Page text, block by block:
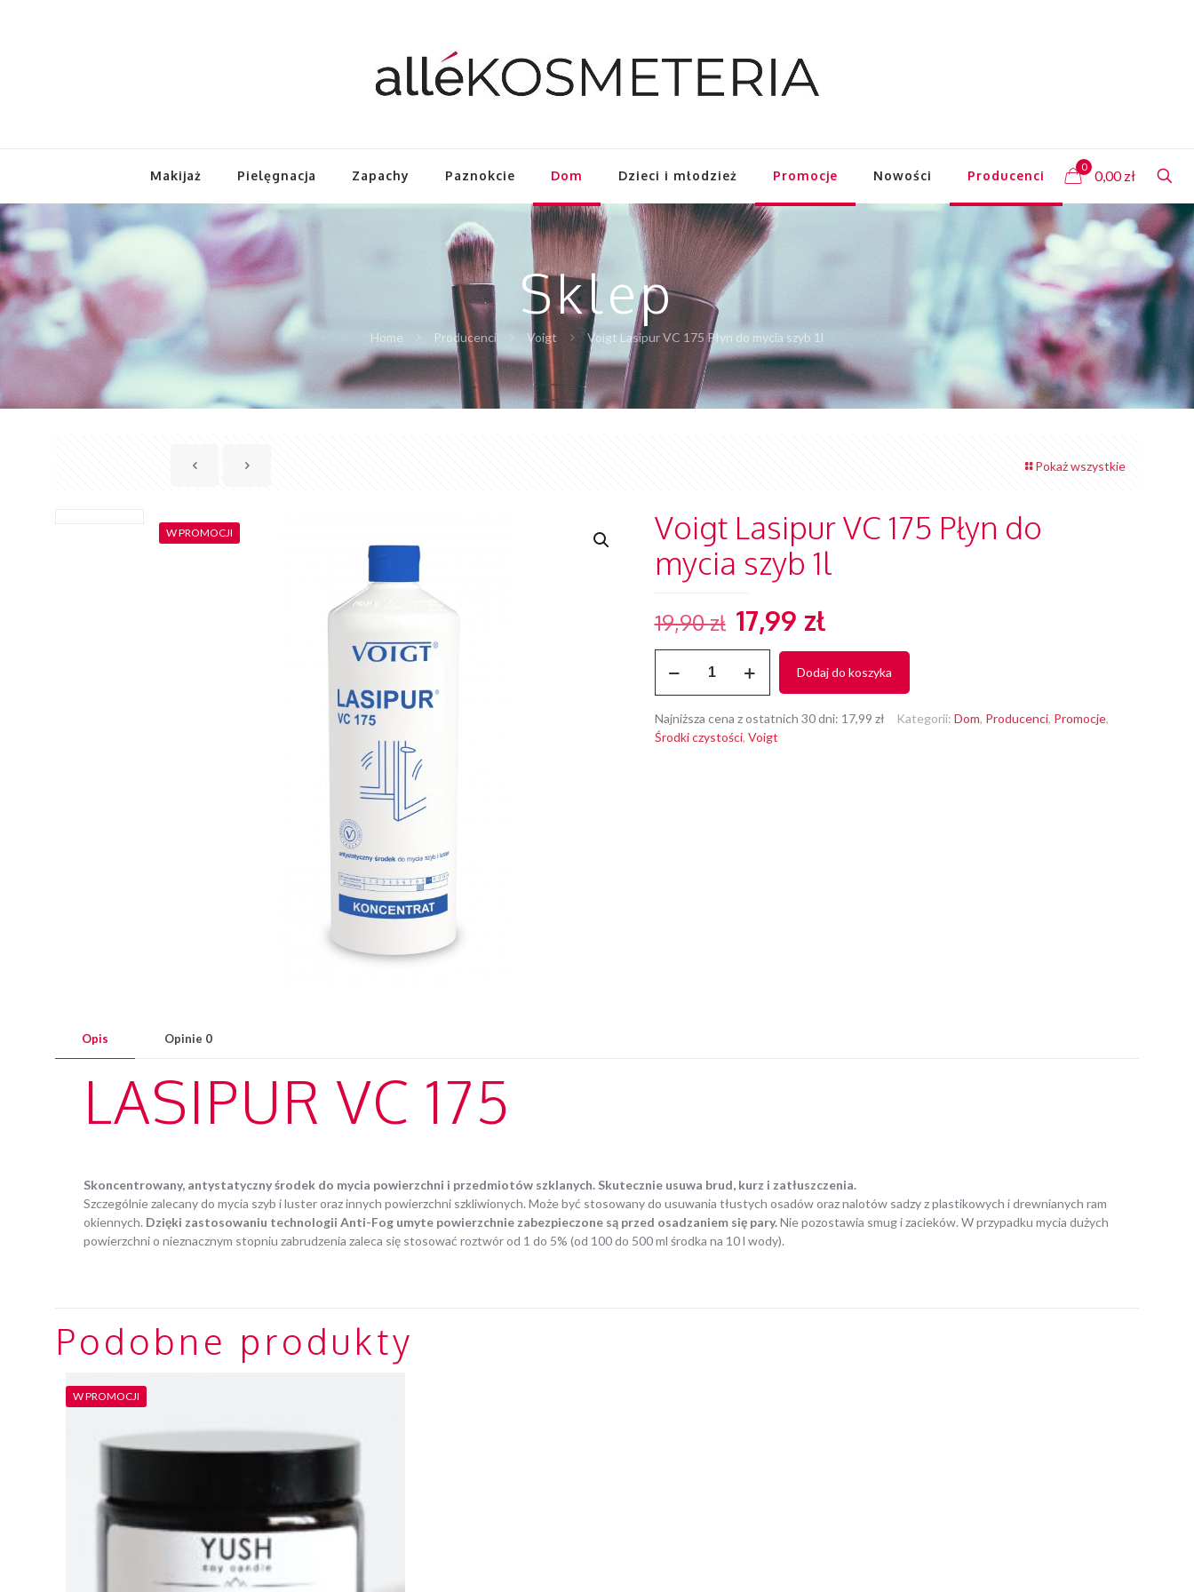
Makijaż Pielęgnacja Zapachy Paznokcie Dom Dzieci i młodzież Promocje Nowości Producenci
0
0,00zł
Sklep
Home Producenci Voigt Voigt Lasipur VC 175 Płyn do mycia szyb 1l
Pokaż wszystkie
W PROMOCJI
Voigt Lasipur VC 175 Płyn do
mycia szyb 1l
19,90zł Pierwotna
cena
wynosiła:
19,90 zł.
17,99 złAktualna
cena
wynosi:
17,99 zł.
Voigt
Lasipur
VC
175
Dodaj do koszyka
Najniższa cena z ostatnich 30 dni: 17,99 zł Kategorii: Dom, Producenci, Promocje,
Środki czystości, Voigt
Opis Opinie 0
LASIPUR VC 175
Skoncentrowany, antystatyczny środek do mycia powierzchni i przedmiotów szklanych. Skutecznie usuwa brud, kurz i zatłuszczenia.
Szczególnie zalecany do mycia szyb i luster oraz innych powierzchni szkliwionych. Może być stosowany do usuwania tłustych osadów oraz nalotów sadzy z plastikowych i drewnianych ram
okiennych. Dzięki zastosowaniu technologii Anti-Fog umyte powierzchnie zabezpieczone są przed osadzaniem się pary.Nie pozostawia smug i zacieków. W przypadku mycia dużych
powierzchni o nieznacznym stopniu zabrudzenia zaleca się stosować roztwór od 1 do 5% (od 100 do 500 ml środka na 10 l wody).
Podobne produkty
W PROMOCJI